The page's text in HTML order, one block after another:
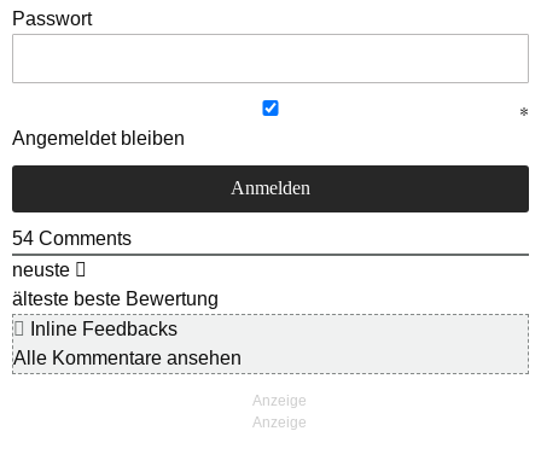
Passwort
Angemeldet bleiben
54 Comments
neuste
älteste beste Bewertung
Inline Feedbacks
Alle Kommentare ansehen